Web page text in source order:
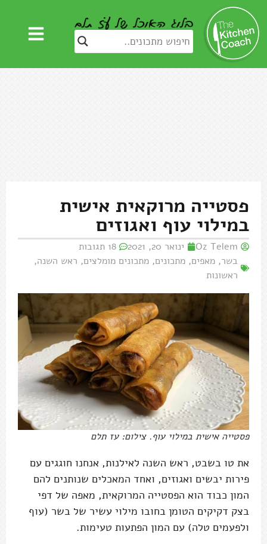
פסטייה מרוקאית אישית
במילוי עוף ואגוזים
Oz Telem ינואר 20, 2021
18 תגובות
בשר, מאפים, מתכונים, מתכונים מומלצים, ראש השנה,
ראשונות
פסטייה אישית במילוי עוף. צילום: עז תלם
את טו בשבט, ראש השנה לאילנות, אנחנו חוגגים עם
פירות יבשים ואגוזים, ואחד המאכלים שנותנים להם
המון כבוד הוא הפסטייה המרוקאית, מאפה של דפי
בצק דקיקים הטומן בחובו מילוי עשיר של בשר (עוף
ולפעמים טלה) עם המון הפתעות טעימות.